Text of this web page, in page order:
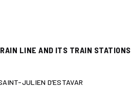
LINE AND ITS TRAIN STATIONS
JULIEN D’ESTAVAR